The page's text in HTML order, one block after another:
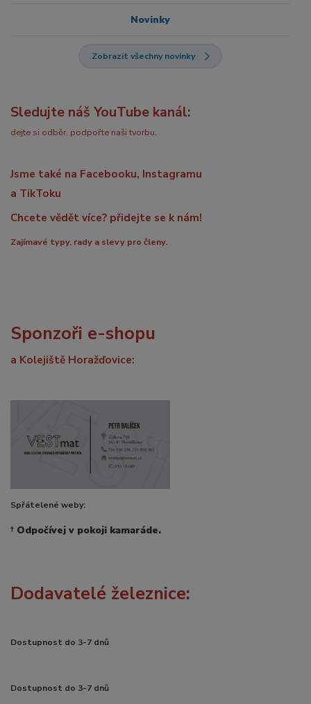
Novinky
Zobrazit všechny novinky
Sledujte náš YouTube kanál:
dejte si odběr, podpořte naši tvorbu.
Jsme také na Facebooku, Instagramu
a TikToku
Chcete vědět více? přidejte se k nám!
Zajímavé typy, rady a slevy pro členy.
Sponzoři e-shopu
a Kolejiště Horažďovice:
Spřátelené weby:
† Odpočívej v pokoji kamaráde.
Dodavatelé železnice:
Dostupnost do 3-7 dnů
Dostupnost do 3-7 dnů